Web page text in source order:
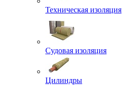
Техническая изоляция
Судовая изоляция
Цилиндры